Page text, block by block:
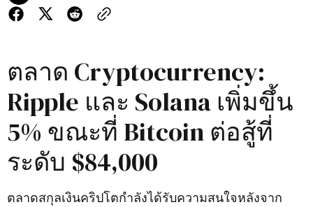
ตลาด Cryptocurrency:
Ripple และ Solana เพิ่มขึ้น
5% ขณะที่ Bitcoin ต่อสู้ที่
ระดับ $84,000
ตลาดสกุลเงินคริปโตกำลังได้รับความสนใจหลังจาก